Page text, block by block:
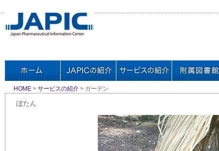
HOME > サービスの紹介 > ガーデン
ぼたん